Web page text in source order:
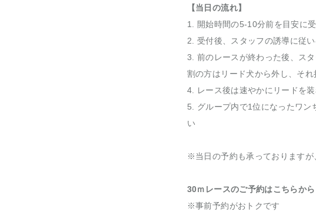
【当日の流れ】
1. 開始時間の5-10分前を目安に
2. 受付後、スタッフの誘導に従
3. 前のレースが終わった後、ス
割の方はリード犬から外し、そ
4. レース後は速やかにリードを
5. グループ内で1位になったワン
い
※当日の予約も承っております
30ｍレースのご予約はこちらから
※事前予約がおトクです